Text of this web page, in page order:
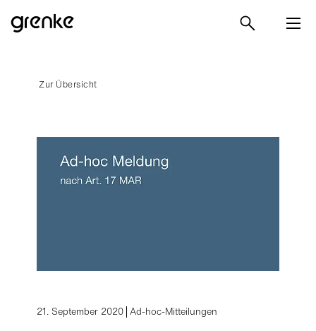
Zur Übersicht
21. September 2020 Ad-hoc-Mitteilungen